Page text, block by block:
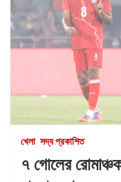
খেলা সদ্য প্রকাশিত
৭ গোলের